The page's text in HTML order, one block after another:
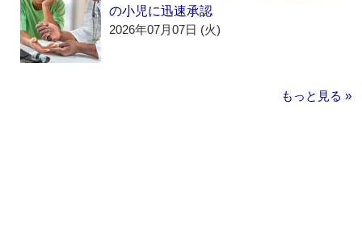
の小児に迅速承認
2026年07月07日 (火)
もっと見る »